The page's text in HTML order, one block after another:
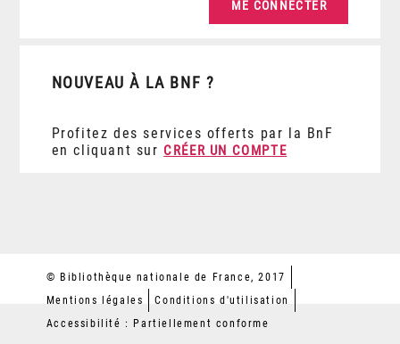
NOUVEAU À LA BNF ?
Profitez des services offerts par la BnF
en cliquant sur CRÉER UN COMPTE
© Bibliothèque nationale de France, 2017
Mentions légales
Conditions d'utilisation
Accessibilité : Partiellement conforme